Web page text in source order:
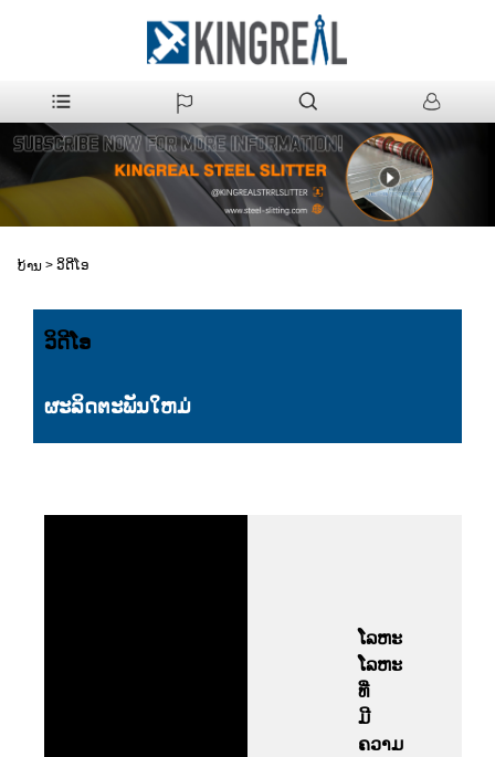
ບ້ານ > ວິດີໂອ
ວິດີໂອ
ຜະລິດຕະພັນໃຫມ່
ໂລຫະ
ໂລຫະ
ທີ່
ມີ
ຄວາມ